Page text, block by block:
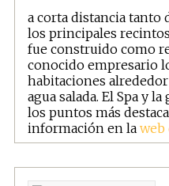
a corta distancia tanto
los principales
fue construido como
conocido empresario
habitaciones
agua salada. El Spa y
los puntos más
información en la web